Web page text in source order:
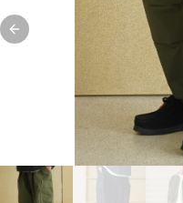
Previous slide